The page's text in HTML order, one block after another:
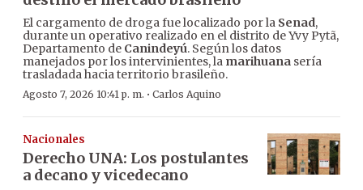
El cargamento de droga fue localizado por la Senad,
durante un operativo realizado en el distrito de Yvy Pytã,
Departamento de Canindeyú. Según los datos
manejados por los intervinientes, la marihuana sería
trasladada hacia territorio brasileño.
Agosto 7, 2026 10:41 p. m. · Carlos Aquino
Nacionales
Derecho UNA: Los postulantes
a decano y vicedecano